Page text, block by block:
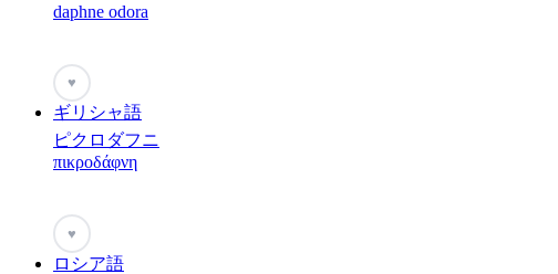
daphne odora
♥
ギリシャ語
ピクロダフニ
πικροδάφνη
♥
ロシア語